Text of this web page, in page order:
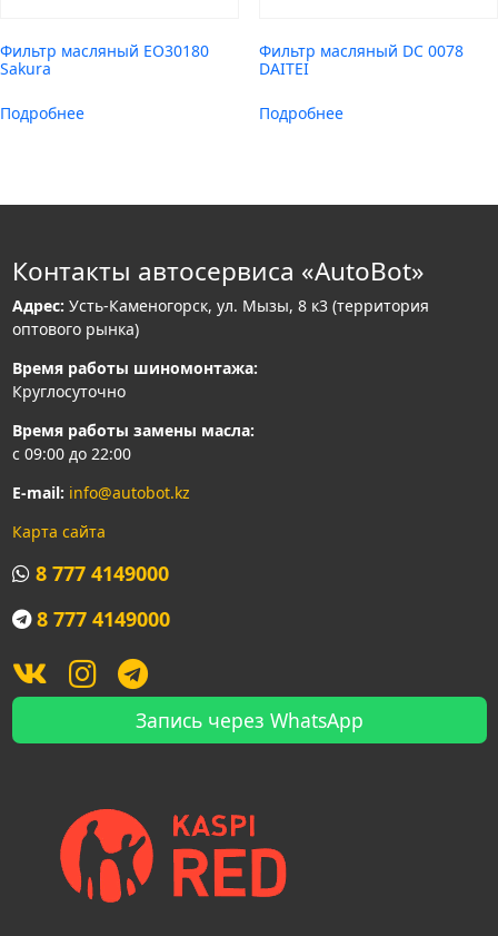
Фильтр масляный EO30180
Sakura
Подробнее
Фильтр масляный DC 0078
DAITEI
Подробнее
Контакты автосервиса «AutoBot»
Адрес: Усть-Каменогорск, ул. Мызы, 8 к3 (территория
оптового рынка)
Время работы шиномонтажа:
Круглосуточно
Время работы замены масла:
с 09:00 до 22:00
E-mail: info@autobot.kz
Карта сайта
8 777 4149000
8 777 4149000
Запись через WhatsApp